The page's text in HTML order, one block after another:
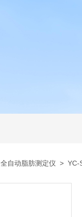
全自动脂肪测定仪 > YC-